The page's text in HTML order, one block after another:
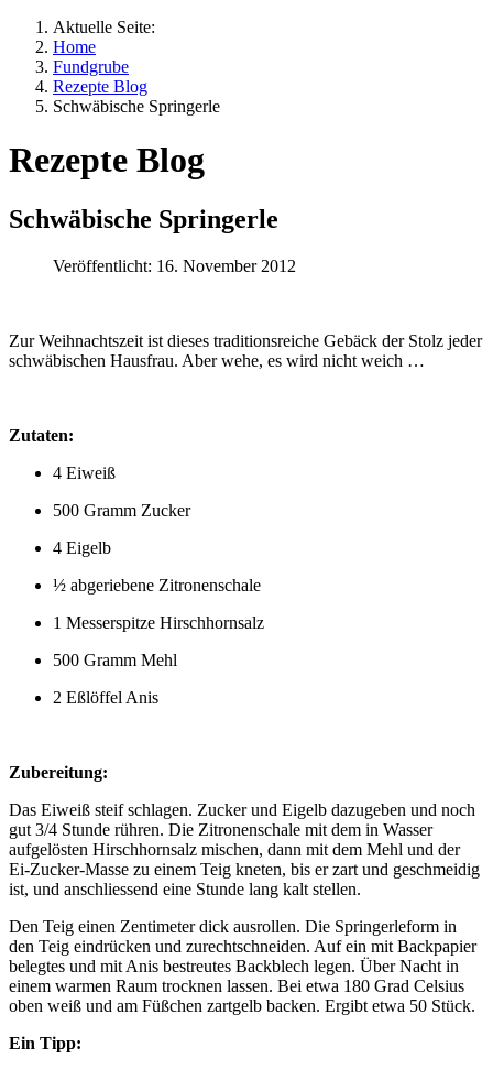
Aktuelle Seite:
Home
Fundgrube
Rezepte Blog
Schwäbische Springerle
Rezepte Blog
Schwäbische Springerle
Veröffentlicht: 16. November 2012
Zur Weihnachtszeit ist dieses traditionsreiche Gebäck der Stolz jeder
schwäbischen Hausfrau. Aber wehe, es wird nicht weich …
Zutaten:
4 Eiweiß
500 Gramm Zucker
4 Eigelb
½ abgeriebene Zitronenschale
1 Messerspitze Hirschhornsalz
500 Gramm Mehl
2 Eßlöffel Anis
Zubereitung:
Das Eiweiß steif schlagen. Zucker und Eigelb dazugeben und noch
gut 3/4 Stunde rühren. Die Zitronenschale mit dem in Wasser
aufgelösten Hirschhornsalz mischen, dann mit dem Mehl und der
Ei-Zucker-Masse zu einem Teig kneten, bis er zart und geschmeidig
ist, und anschliessend eine Stunde lang kalt stellen.
Den Teig einen Zentimeter dick ausrollen. Die Springerleform in
den Teig eindrücken und zurechtschneiden. Auf ein mit Backpapier
belegtes und mit Anis bestreutes Backblech legen. Über Nacht in
einem warmen Raum trocknen lassen. Bei etwa 180 Grad Celsius
oben weiß und am Füßchen zartgelb backen. Ergibt etwa 50 Stück.
Ein Tipp: